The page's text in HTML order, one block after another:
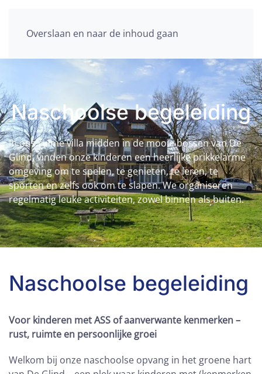
Overslaan en naar de inhoud gaan
Naschoolse begeleiding
In ons ruime villa midden in de mooie bossen van De
Glind, vinden onze kinderen een heerlijke prikkelarme
omgeving om te spelen, te genieten, te leren, te
sporten en zelfs ook om te slapen. We organiseren
regelmatig leuke activiteiten, zowel binnen als buiten.
Naschoolse begeleiding
Voor kinderen met ASS of aanverwante kenmerken –
rust, ruimte en persoonlijke groei
Welkom bij onze naschoolse opvang in het groene hart